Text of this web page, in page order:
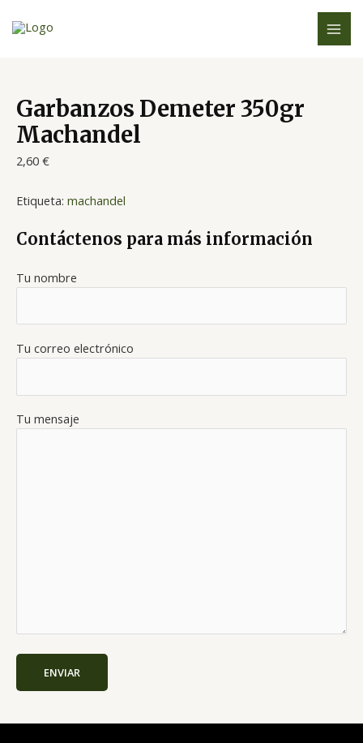
Garbanzos Demeter 350gr
Machandel
2,60 €
Etiqueta: machandel
Contáctenos para más información
Tu nombre
Tu correo electrónico
Tu mensaje